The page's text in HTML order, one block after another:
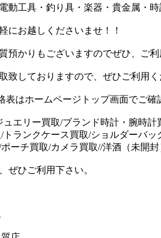
動工具・釣り具・楽器・貴金属・
にお越しくださいませ！！
預かりもございますのでぜひ、ご利
致しておりますので、ぜひご利用く
はホームページトップ画面でご確
エリー買取/ブランド時計・腕時
ランクケース買取/ショルダーバ
ーチ買取/カメラ買取//洋酒（未開
ぜひご利用下さい。